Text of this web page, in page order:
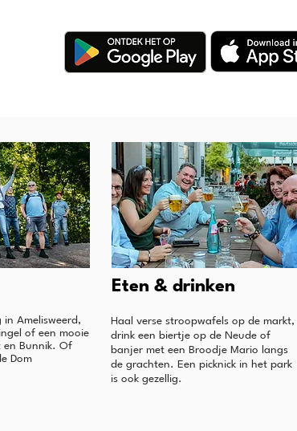
in Amelisweerd,
of een mooie
Bunnik. Of
Dom
Eten & drinken
Haal verse stroopwafels op de markt,
drink een biertje op de Neude of
banjer met een Broodje Mario langs
de grachten. Een picknick in het park
is ook gezellig.